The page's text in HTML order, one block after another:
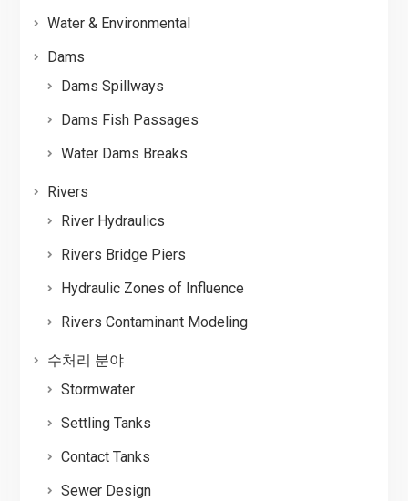
Water & Environmental
Dams
Dams Spillways
Dams Fish Passages
Water Dams Breaks
Rivers
River Hydraulics
Rivers Bridge Piers
Hydraulic Zones of Influence
Rivers Contaminant Modeling
수처리 분야
Stormwater
Settling Tanks
Contact Tanks
Sewer Design